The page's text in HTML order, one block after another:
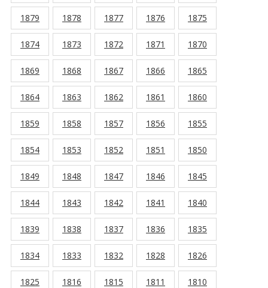
1879 1878 1877 1876 1875
1874 1873 1872 1871 1870
1869 1868 1867 1866 1865
1864 1863 1862 1861 1860
1859 1858 1857 1856 1855
1854 1853 1852 1851 1850
1849 1848 1847 1846 1845
1844 1843 1842 1841 1840
1839 1838 1837 1836 1835
1834 1833 1832 1828 1826
1825 1816 1815 1811 1810